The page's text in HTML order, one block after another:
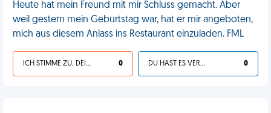
Heute hat mein Freund mit mir Schluss gemacht. Aber
weil gestern mein Geburtstag war, hat er mir angeboten,
mich aus diesem Anlass ins Restaurant einzuladen. FML
ICH STIMME ZU, DEIN LEBEN IST SCHEISSE 0 DU HAST ES VERDIENT 0